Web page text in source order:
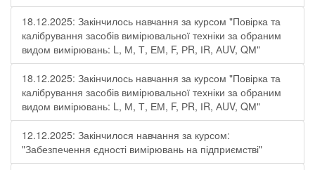
18.12.2025: Закінчилось навчання за курсом "Повірка та
калібрування засобів вимірювальної техніки за обраним
видом вимірювань: L, М, Т, ЕМ, F, РR, ІR, АUV, QМ"
18.12.2025: Закінчилось навчання за курсом "Повірка та
калібрування засобів вимірювальної техніки за обраним
видом вимірювань: L, М, Т, ЕМ, F, РR, ІR, АUV, QМ"
12.12.2025: Закінчилося навчання за курсом:
"Забезпечення єдності вимірювань на підприємстві"